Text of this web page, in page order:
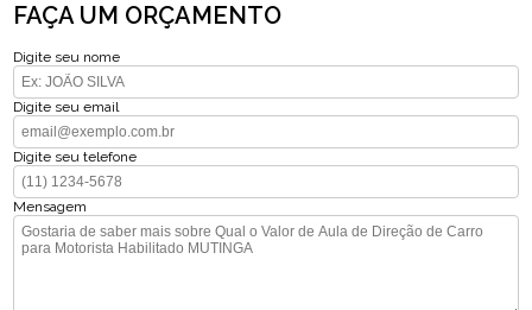
FAÇA UM ORÇAMENTO
Digite seu nome
Digite seu email
Digite seu telefone
Mensagem